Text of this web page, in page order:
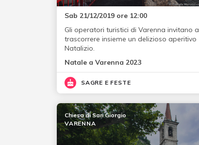
Sab 21/12/2019 ore 12:00
Gli operatori turistici di Varenna invitano a
trascorrere insieme un delizioso aperitivo
Natalizio.
Natale a Varenna 2023
SAGRE E FESTE
Chiesa di San Giorgio
VARENNA